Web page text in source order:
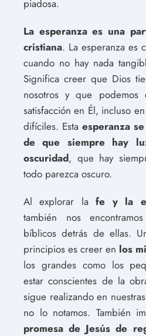
piadosa.
La esperanza es una
cristiana. La esperanza es
cuando no hay nada
Significa creer que Dios
nosotros y que podemos
satisfacción en Él, incluso
difíciles. Esta esperanza
de que siempre hay
oscuridad, que hay
todo parezca oscuro.
Al explorar lafe y la
también nos
bíblicos detrás de ellas.
principios es creer en los
los grandes como los
estar conscientes de la
sigue realizando en
no lo notamos. También
promesa de Jesús de